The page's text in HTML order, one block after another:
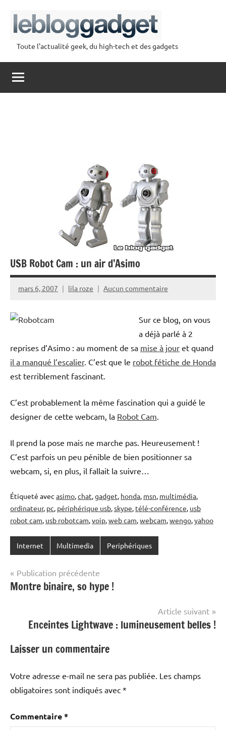
contenu
lebloggadget
Toute l'actualité geek, du high-tech et des gadgets
USB Robot Cam : un air d’Asimo
mars 6, 2007 lila roze Aucun commentaire
Sur ce blog, on vous
a déjà parlé à 2
reprises d’Asimo : au moment de sa mise à jour et quand
il a manqué l’escalier. C’est que le robot fétiche de Honda
est terriblement fascinant.
C’est probablement la même fascination qui a guidé le
designer de cette webcam, la Robot Cam
Il prend la pose mais ne marche pas. Heureusement !
C’est parfois un peu pénible de bien positionner sa
webcam, si, en plus, il fallait la suivre…
Étiqueté avec asimo,chat,gadget, honda, msn, multimédia,
ordinateur, pc, périphérique usb,skype, télé-conférence, usb
robot cam, usb robotcam,voip,web cam,webcam,wengo,yahoo
Internet Multimedia Periphériques
Navigation
de
Publication précédente
Montre binaire, so hype !
Article suivant
Enceintes Lightwave : lumineusement belles !
Laisser un commentaire
Votre adresse e-mail ne sera pas publiée. Les champs
obligatoires sont indiqués avec *
Commentaire*